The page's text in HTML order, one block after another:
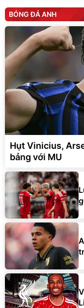
BÓNG ĐÁ ANH
Hụt Vinicius,
bảng với MU